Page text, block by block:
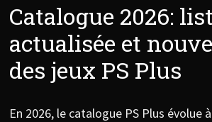
Catalogue 2026:
actualisée et
des jeux PS Plus
En 2026, le catalogue PS Plus évolue